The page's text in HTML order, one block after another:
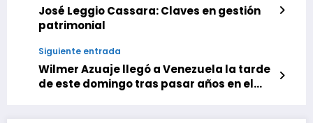
José Leggio Cassara: Claves en gestión
patrimonial
Siguiente entrada
Wilmer Azuaje llegó a Venezuela la tarde
de este domingo tras pasar años en el